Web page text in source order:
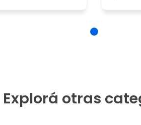
Explorá otras